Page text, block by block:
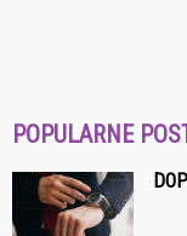
POPULARNE